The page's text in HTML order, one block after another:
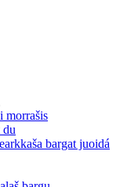
morrašis
du
bargat juoidá